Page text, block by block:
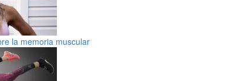
la memoria muscular